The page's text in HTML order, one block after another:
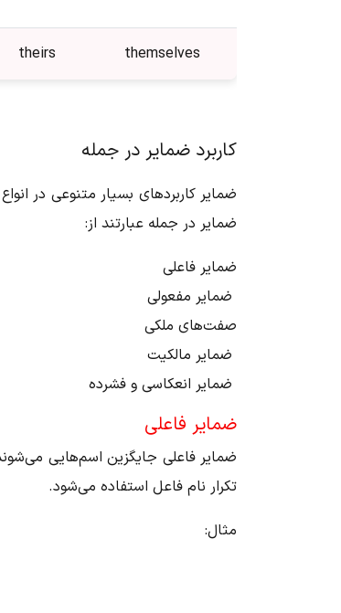
theirs themselves
کاربرد ضمایر در جمله
ضمایر کاربردهای بسیار متنوعی در
ضمایر در جمله عبارتند از:
ضمایر فاعلی
ضمایر مفعولی
صفت‌های ملکی
ضمایر مالکیت
ضمایر انعکاسی و فشرده
ضمایر فاعلی
ضمایر فاعلی جایگزین اسم‌هایی
تکرار نام فاعل استفاده می‌شود.
مثال: